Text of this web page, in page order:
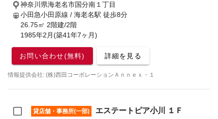
神奈川県海老名市国分南１丁目
小田急小田原線 / 海老名駅 徒歩8分
26.75㎡ 2階建/2階
1985年2月(築41年7ヶ月)
お問い合わせ(無料) 詳細を見る
情報提供会社: (株)西田コーポレーションＡｎｎｅｘ・１
貸店舗・事務所(一部) エステートピア小川 １Ｆ